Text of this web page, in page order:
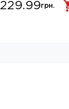
229.99грн.